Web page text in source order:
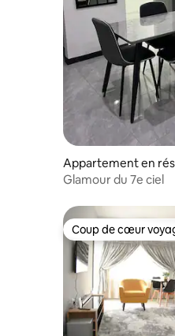
Appartement en
Glamour du 7e ciel
Coup de cœur
Coup de cœur